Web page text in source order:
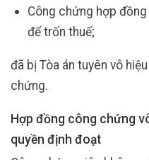
Công chứng hợp
để trốn thuế;
đã bị Tòa án tuyên vô
chứng.
Hợp đồng công chứng
quyền định đoạt